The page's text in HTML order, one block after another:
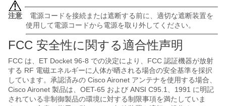
注意
電源コードを接続または遮断する前に、適切な遮断装置を
使用して電源コードから電源を取り外してください。
FCC 安全性に関する適合性声明
FCC は、ET Docket 96-8 での決定により、FCC 認証機器が放射
する RF 電磁エネルギーに人体が晒される場合の安全基準を採択
しています。承認済みの Cisco Aironet アンテナを使用する場合、
Cisco Aironet 製品は、OET-65 および ANSI C95.1、1991 に明記
されている非制御製品の環境に対する制限事項を満たしていま